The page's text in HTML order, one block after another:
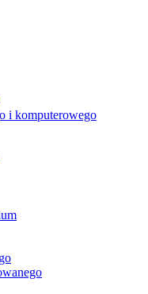
i komputerowego